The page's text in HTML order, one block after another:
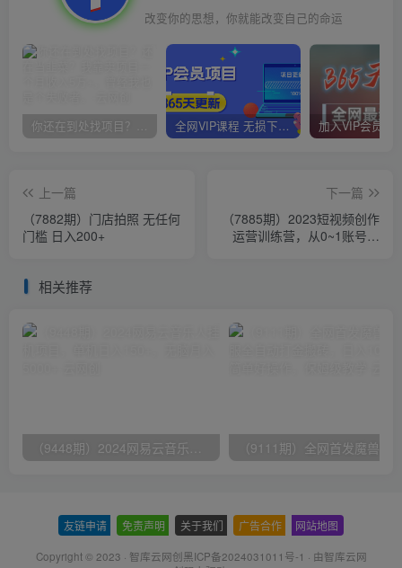
改变你的思想，你就能改变自己的命运
你还在到处找项目？还在当韭菜？我靠卖项目一个月收入5万+，曾经我也是个失败者。 全网VIP课程 无损下载~
上一篇
（7882期）门店拍照 无任何
门槛 日入200+
下一篇
（7885期）2023短视频创作
运营训练营，从0~1账号起
相关推荐
友链申请 免责声明 关于我们 广告合作 网站地图
Copyright © 2023 · 智库云网创黑ICP备2024031011号-1 · 由智库云网